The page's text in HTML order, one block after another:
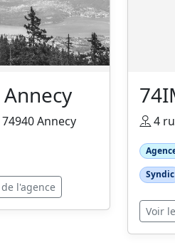
Annecy
l'agence
4
Syndic
Voir